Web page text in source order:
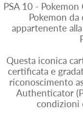
PSA 10 -
Pokemon
appartenente
Questa iconica
certificata e
riconoscimento
Authenticator
condizioni